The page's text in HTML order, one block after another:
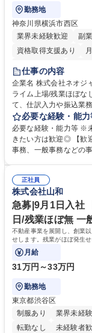
勤務地
神奈川県横浜市西区
業界未経験歓迎
副
資格取得支援あり
未経験者歓迎
完全週休2日制
交通
寮・社宅あり
仕事の内容
企業名 株式会社ネオジャパン 求人名 未経験歓迎【経理/み
ライム上場/残業ほぼなし/年休123日 仕事の内
て、仕訳入力や振込業
力・確認業務からスタ
階的に経理知識を身につけていただき
基づく仕訳入力 ■月末
メンバーの業務サポー
想定です。 募集職種 未経験歓迎【経理/みなとみらい】プライム上場/残業
ほぼなし/年休123日
必要な経験・能力
必要な経験・能力等 ※
きたい方は歓迎◎ 【歓
事務、一般事務などの事務経験 【本ポジションについ
当し、3～5年をかけて
テップアップできます
未満のため、無理なく
歴・資格 学歴：大学院
簿記検定1級 日商簿記
正社員
株式会社山和
急募|9月1日入社
日/残業ほぼ無 一
不動産事業を展開し、創業
せします。残業がほぼ発生
い方にお勧めの環境です！
月給
31万円～33万円
勤務地
東京都渋谷区
制服あり
業界未経
転勤なし
未経験者